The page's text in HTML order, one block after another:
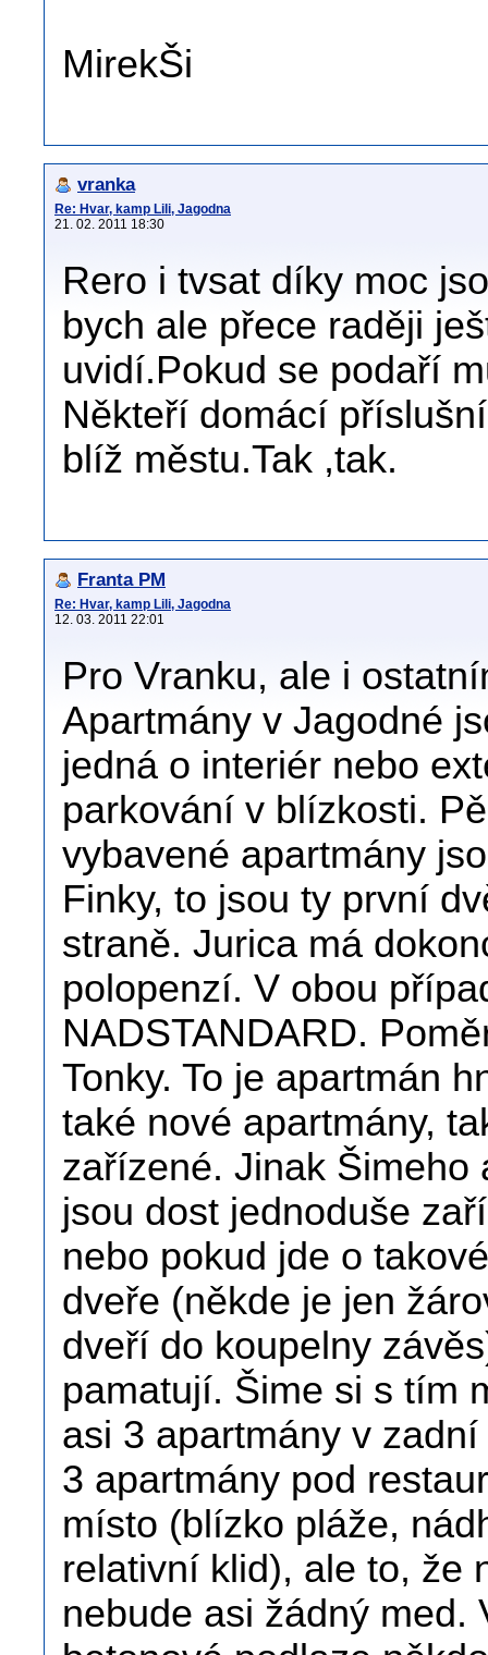
MirekŠi
vranka
Re: Hvar, kamp Lili, Jagodna
21. 02. 2011 18:30
Rero i tvsat díky moc
bych ale přece raději
uvidí.Pokud se podaří
Někteří domácí
blíž městu.Tak ,tak.
Franta PM
Re: Hvar, kamp Lili, Jagodna
12. 03. 2011 22:01
Pro Vranku, ale i
Apartmány v Jagodné
jedná o interiér nebo
parkování v blízkosti.
vybavené apartmány
Finky, to jsou ty první
straně. Jurica má
polopenzí. V obou
NADSTANDARD.
Tonky. To je apartmán
také nové apartmány,
zařízené. Jinak Šimeho
jsou dost jednoduše
nebo pokud jde o
dveře (někde je jen
dveří do koupelny
pamatují. Šime si s tím
asi 3 apartmány v
3 apartmány pod
místo (blízko pláže,
relativní klid), ale to, že
nebude asi žádný med.